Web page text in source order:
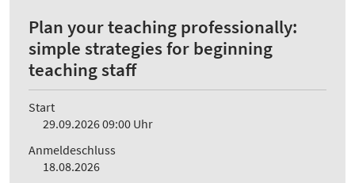
Plan your teaching professionally:
simple strategies for beginning
teaching staff
Start
29.09.2026 09:00 Uhr
Anmeldeschluss
18.08.2026